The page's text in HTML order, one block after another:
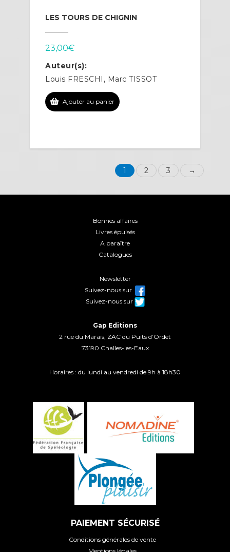
LES TOURS DE CHIGNIN
23,00€
Auteur(s):
Louis FRESCHI, Marc TISSOT
Ajouter au panier
1 2 3 →
Bonnes affaires
Livres épuisés
A paraître
Catalogues
Newsletter
Suivez-nous sur
Suivez-nous sur
Gap Editions
2 rue du Marais, ZAC du Puits d’Ordet
73190 Challes-les-Eaux
Horaires : du lundi au vendredi de 9h à 18h30
PAIEMENT SÉCURISÉ
Conditions générales de vente